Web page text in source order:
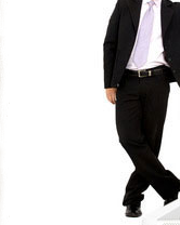
Целебные
пищевых